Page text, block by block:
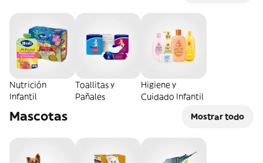
Nutrición
Infantil
Toallitas y
Pañales
Higiene y
Cuidado Infantil
Mascotas Mostrar todo